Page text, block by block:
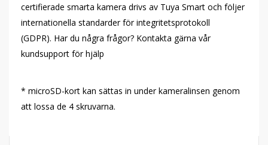
certifierade smarta kamera drivs av Tuya Smart och följer
internationella standarder för integritetsprotokoll
(GDPR). Har du några frågor? Kontakta gärna vår
kundsupport för hjälp
* microSD-kort kan sättas in under kameralinsen genom
att lossa de 4 skruvarna.